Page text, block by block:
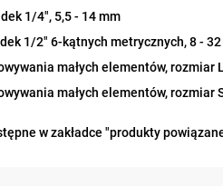
1/4", 5,5 - 14 mm
1/2" 6-kątnych metrycznych, 8 -
małych elementów, rozmiar
małych elementów, rozmiar
w zakładce "produkty